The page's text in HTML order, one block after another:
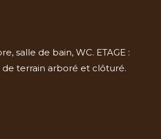
salle de bain, WC. ETAGE :
de terrain arboré et clôturé.